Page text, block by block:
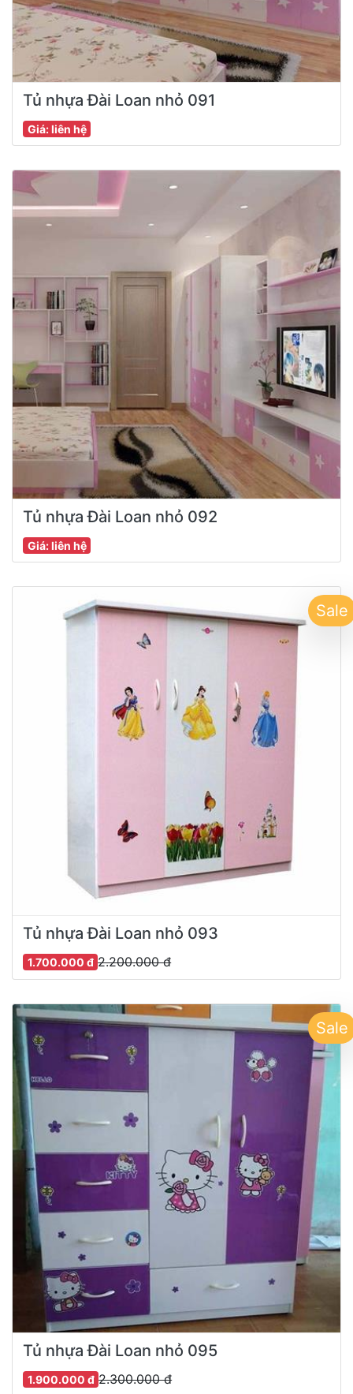
Tủ nhựa Đài Loan nhỏ 091
Giá: liên hệ
Tủ nhựa Đài Loan nhỏ 092
Giá: liên hệ
Sale
Tủ nhựa Đài Loan nhỏ 093
2.200.000 đ
1.700.000 đ
Sale
Tủ nhựa Đài Loan nhỏ 095
2.300.000 đ
1.900.000 đ